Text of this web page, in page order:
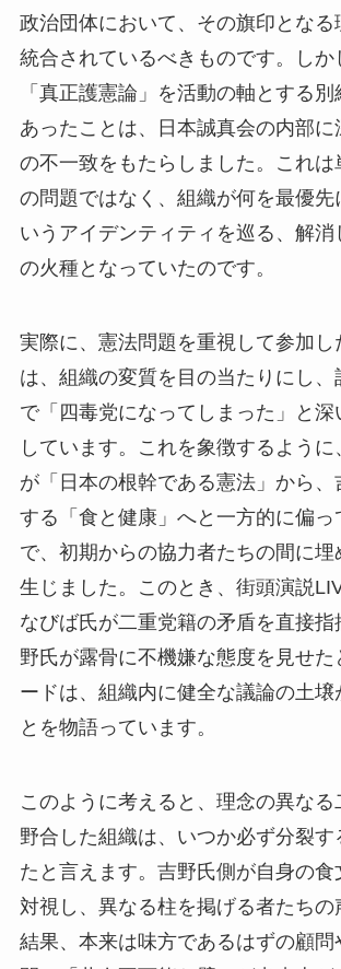
政治団体において、その旗印となる
統合されているべきものです。しか
「真正護憲論」を活動の軸とする
あったことは、日本誠真会の内部に
の不一致をもたらしました。これは
の問題ではなく、組織が何を最優先
いうアイデンティティを巡る、解消
の火種となっていたのです。
実際に、憲法問題を重視して参加し
は、組織の変質を目の当たりにし、
で「四毒党になってしまった」と深
しています。これを象徴するように
が「日本の根幹である憲法」から、
する「食と健康」へと一方的に偏っ
で、初期からの協力者たちの間に埋
生じました。このとき、街頭演説
なびば氏が二重党籍の矛盾を直接指
野氏が露骨に不機嫌な態度を見せた
ードは、組織内に健全な議論の土壌
とを物語っています。
このように考えると、理念の異な
野合した組織は、いつか必ず分裂す
たと言えます。吉野氏側が自身の食
対視し、異なる柱を掲げる者たちの
結果、本来は味方であるはずの顧問